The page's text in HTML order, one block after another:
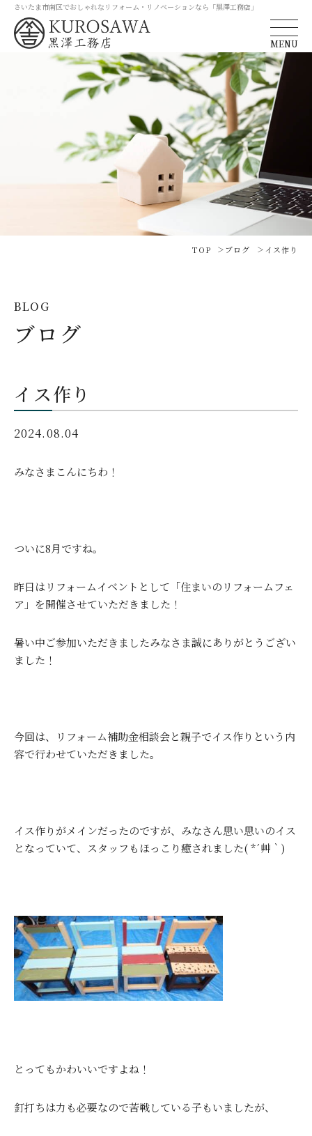
さいたま市南区でおしゃれなリフォーム・リノベーションなら「黒澤工務店」
MENU
TOP ブログ イス作り
BLOG
ブログ
イス作り
2024.08.04
みなさまこんにちわ！
ついに8月ですね。
昨日はリフォームイベントとして「住まいのリフォームフェ
ア」を開催させていただきました！
暑い中ご参加いただきましたみなさま誠にありがとうござい
ました！
今回は、リフォーム補助金相談会と親子でイス作りという内
容で行わせていただきました。
イス作りがメインだったのですが、みなさん思い思いのイス
となっていて、スタッフもほっこり癒されました( *´艸｀)
とってもかわいいですよね！
釘打ちは力も必要なので苦戦している子もいましたが、